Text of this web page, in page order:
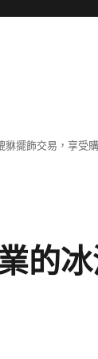
擺飾交易，享受
的